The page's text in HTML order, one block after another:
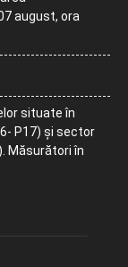
august, ora
situate în
P17) și sector
Măsurători în